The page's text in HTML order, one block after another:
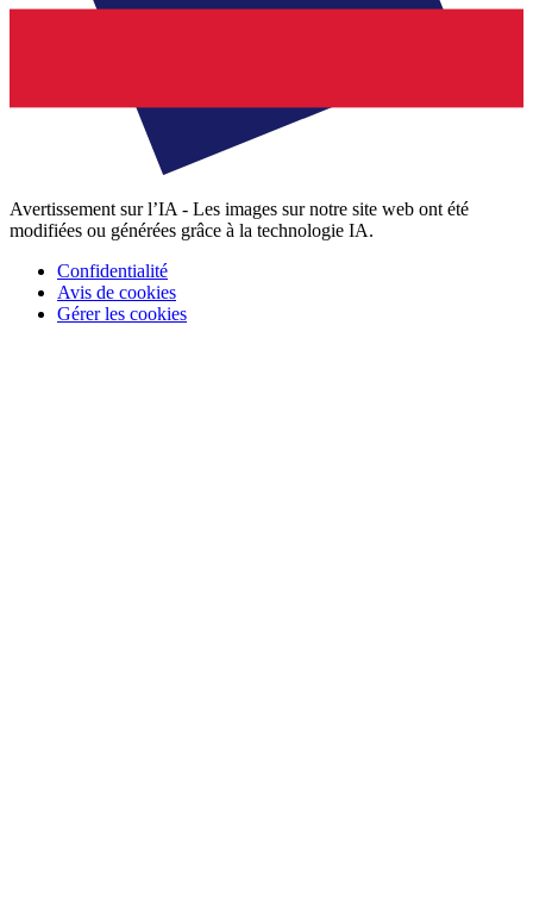
Avertissement sur l’IA - Les images sur notre site web ont été
modifiées ou générées grâce à la technologie IA.
Confidentialité
Avis de cookies
Gérer les cookies